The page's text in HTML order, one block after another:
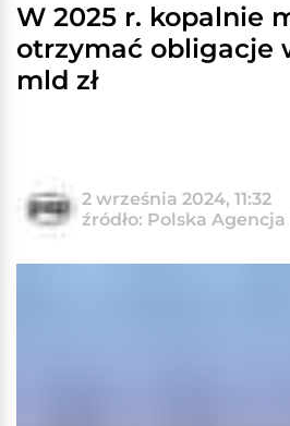
W 2025 r. kopalnie
otrzymać obligacje
mld zł
2 września 2024, 11:32
źródło: Polska